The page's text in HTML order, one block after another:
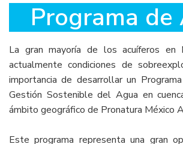
Programa de
La gran mayoría de los acuíferos en
actualmente condiciones de
importancia de desarrollar un
Gestión Sostenible del Agua en
ámbito geográfico de Pronatura México
Este programa representa una gran